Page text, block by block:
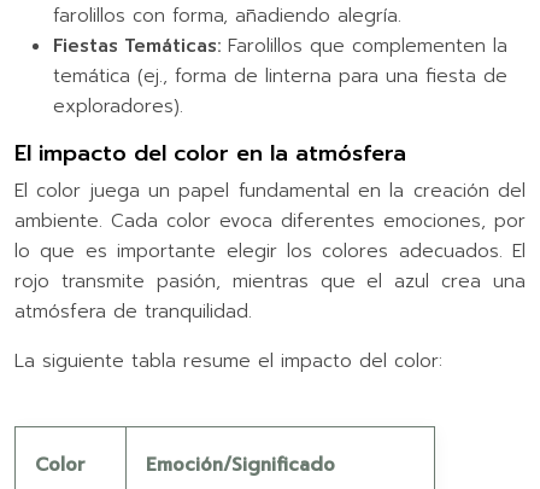
farolillos con forma, añadiendo alegría.
Fiestas Temáticas: Farolillos que complementen la
temática (ej., forma de linterna para una fiesta de
exploradores).
El impacto del color en la atmósfera
El color juega un papel fundamental en la creación del
ambiente. Cada color evoca diferentes emociones, por
lo que es importante elegir los colores adecuados. El
rojo transmite pasión, mientras que el azul crea una
atmósfera de tranquilidad.
La siguiente tabla resume el impacto del color:
Color Emoción/Significado